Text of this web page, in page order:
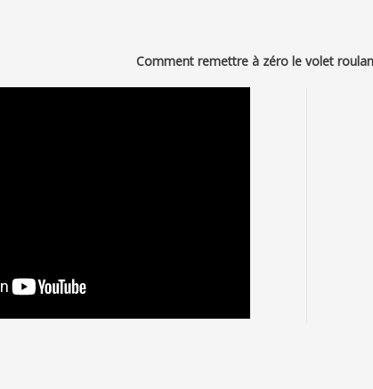
Comment remettre à zéro le volet